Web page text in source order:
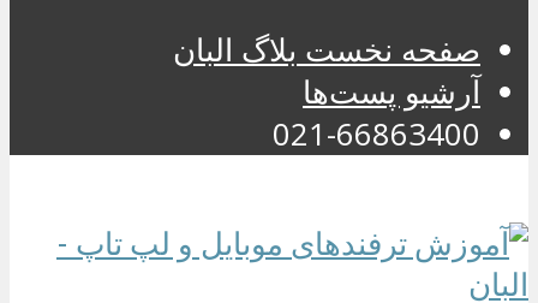
صفحه نخست بلاگ البان
آرشیو پست‌ها
021-66863400